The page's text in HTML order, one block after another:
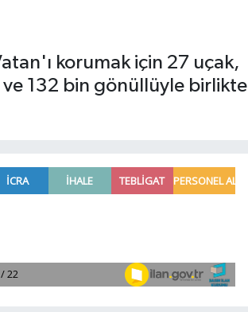
korumak için 27 uçak,
ve 132 bin gönüllüyle birlikte